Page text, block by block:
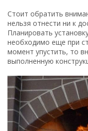
Стоит обратить
нельзя отнести ни к
Планировать
необходимо еще при
момент упустить, то
выполненную